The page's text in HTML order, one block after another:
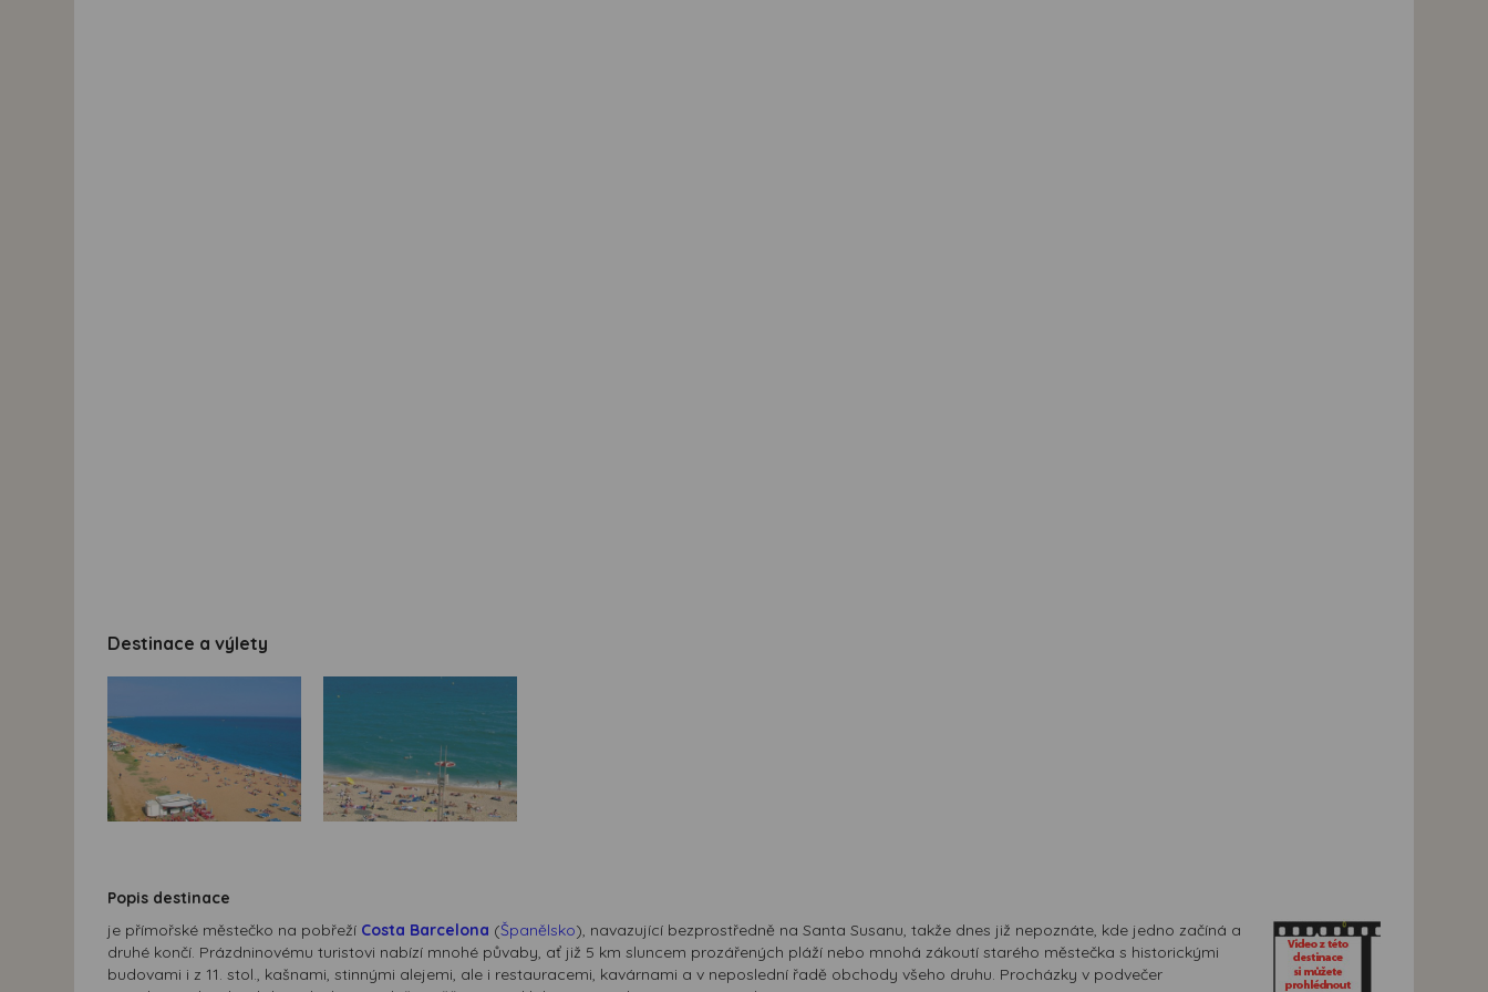
Destinace a výlety
Popis destinace
je přímořské městečko na pobřeží Costa Barcelona (Španělsko), navazující bezprostředně na Santa Susanu, takže dnes již nepoznáte, kde jedno začíná a
druhé končí. Prázdninovému turistovi nabízí mnohé půvaby, ať již 5 km sluncem prozářených pláží nebo mnohá zákoutí starého městečka s historickými
budovami i z 11. stol., kašnami, stinnými alejemi, ale i restauracemi, kavárnami a v neposlední řadě obchody všeho druhu. Procházky v podvečer